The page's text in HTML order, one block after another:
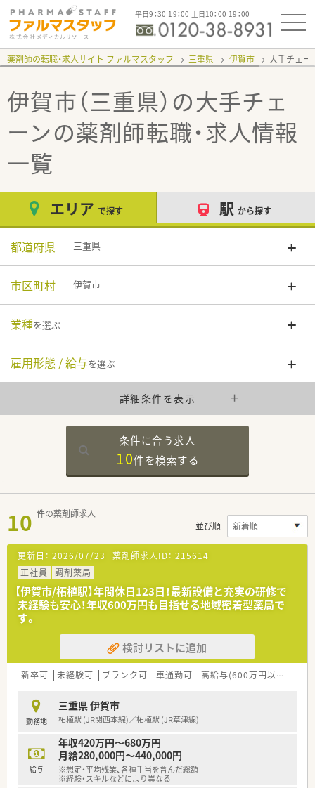
平日9：30-19：00 土日10：00-19：00
薬剤師の転職・求人サイト ファルマスタッフ 三重県 伊賀市 大手チェー
伊賀市（三重県）の大手チェ
ーンの薬剤師転職・求人情報
一覧
エリア で探す 駅 から探す
都道府県 三重県
市区町村 伊賀市
業種を選ぶ
雇用形態 / 給与を選ぶ
詳細条件を表示
条件に合う求人
10件を検索する
10 件の薬剤師求人
並び順
更新日： 2026/07/23 薬剤師求人ID： 215614
正社員
調剤薬局
【伊賀市/柘植駅】年間休日123日！最新設備と充実の研修で
未経験も安心！年収600万円も目指せる地域密着型薬局で
す。
検討リストに追加
新卒可 未経験可 ブランク可 車通勤可 高給与(600万円以上)
勤務地
三重県 伊賀市
柘植駅 (JR関西本線)／柘植駅 (JR草津線)
給与
年収420万円～680万円
月給280,000円～440,000円
※想定・平均残業、各種手当を含んだ総額
※経験・スキルなどにより異なる